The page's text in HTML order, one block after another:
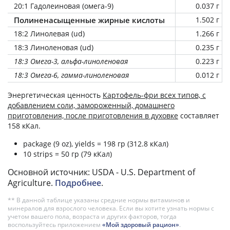
20:1 Гадолеиновая (омега-9)
0.037 г
Полиненасыщенные жирные кислоты
1.502 г
18:2 Линолевая (ud)
1.266 г
18:3 Линоленовая (ud)
0.235 г
18:3 Омега-3, альфа-линоленовая
0.223 г
18:3 Омега-6, гамма-линоленовая
0.012 г
Энергетическая ценность Картофель-фри всех типов, с
добавлением соли, замороженный, домашнего
приготовления, после приготовления в духовке составляет
158 кКал.
package (9 oz), yields = 198 гр (312.8 кКал)
10 strips = 50 гр (79 кКал)
Основной источник: USDA - U.S. Department of
Agriculture. Подробнее.
** В данной таблице указаны средние нормы витаминов и
минералов для взрослого человека. Если вы хотите узнать нормы с
учетом вашего пола, возраста и других факторов, тогда
воспользуйтесь приложением «Мой здоровый рацион».